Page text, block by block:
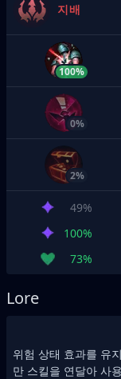
지배
100%
0%
2%
49%
100%
73%
Lore
위험 상태 효과를 유
만 스킬을 연달아 사